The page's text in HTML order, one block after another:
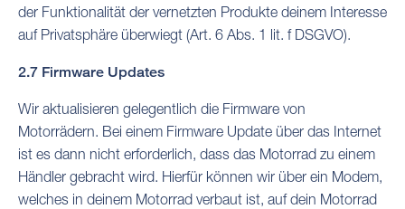
der Funktionalität der vernetzten Produkte deinem Interesse
auf Privatsphäre überwiegt (Art. 6 Abs. 1 lit. f DSGVO).
2.7 Firmware Updates
Wir aktualisieren gelegentlich die Firmware von
Motorrädern. Bei einem Firmware Update über das Internet
ist es dann nicht erforderlich, dass das Motorrad zu einem
Händler gebracht wird. Hierfür können wir über ein Modem,
welches in deinem Motorrad verbaut ist, auf dein Motorrad